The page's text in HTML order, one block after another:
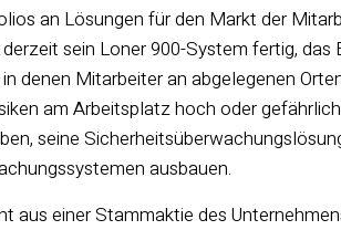
an Lösungen für den Markt der
sein Loner 900-System fertig, das
Mitarbeiter an abgelegenen
am Arbeitsplatz hoch oder
seine
ausbauen.
einer Stammaktie des